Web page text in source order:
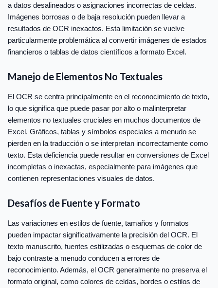
a datos desalineados o asignaciones incorrectas de celdas.
Imágenes borrosas o de baja resolución pueden llevar a
resultados de OCR inexactos. Esta limitación se vuelve
particularmente problemática al convertir imágenes de estados
financieros o tablas de datos científicos a formato Excel.
Manejo de Elementos No Textuales
El OCR se centra principalmente en el reconocimiento de texto,
lo que significa que puede pasar por alto o malinterpretar
elementos no textuales cruciales en muchos documentos de
Excel. Gráficos, tablas y símbolos especiales a menudo se
pierden en la traducción o se interpretan incorrectamente como
texto. Esta deficiencia puede resultar en conversiones de Excel
incompletas o inexactas, especialmente para imágenes que
contienen representaciones visuales de datos.
Desafíos de Fuente y Formato
Las variaciones en estilos de fuente, tamaños y formatos
pueden impactar significativamente la precisión del OCR. El
texto manuscrito, fuentes estilizadas o esquemas de color de
bajo contraste a menudo conducen a errores de
reconocimiento. Además, el OCR generalmente no preserva el
formato original, como colores de celdas, bordes o estilos de